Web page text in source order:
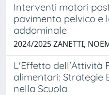
Interventi motori
pavimento pelvico e
addominale
2024/2025 ZANETTI,
L'Effetto dell'Attività
alimentari: Strategie
nella Scuola